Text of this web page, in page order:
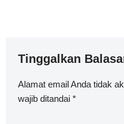
Tinggalkan
Alamat email Anda tidak
wajib ditandai *